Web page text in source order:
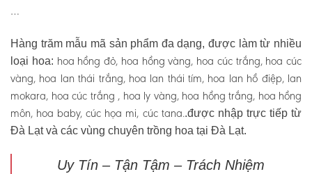
…
Hàng trăm mẫu mã sản phẩm đa dạng, được làm từ nhiều
loại hoa: hoa hồng đỏ, hoa hồng vàng, hoa cúc trắng, hoa cúc
vàng, hoa lan thái trắng, hoa lan thái tím, hoa lan hồ điệp, lan
mokara, hoa cúc trắng , hoa ly vàng, hoa hồng trắng, hoa hồng
môn, hoa baby, cúc họa mi, cúc tana..được nhập trực tiếp từ
Đà Lạt và các vùng chuyên trồng hoa tại Đà Lạt.
Uy Tín – Tận Tậm – Trách Nhiệm